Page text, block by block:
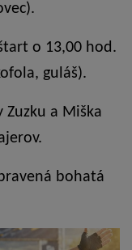
o 13,00 hod.
guláš).
a Miška
bohatá